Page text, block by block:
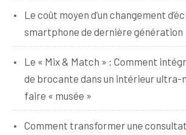
Le coût moyen d’un changement
smartphone de dernière génération
Le « Mix & Match » : Comment
de brocante dans un intérieur ultra-
faire « musée »
Comment transformer une